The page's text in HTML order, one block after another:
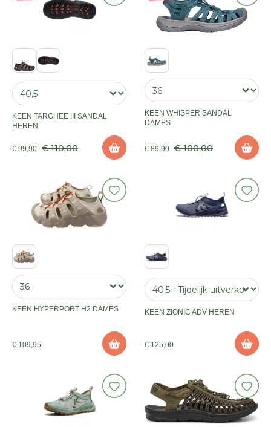
KEEN TARGHEE III SANDAL
HEREN
€ 99,90 € 110,00
KEEN WHISPER SANDAL
DAMES
€ 89,90 € 100,00
KEEN HYPERPORT H2 DAMES
€ 109,95
KEEN ZIONIC ADV HEREN
€ 125,00